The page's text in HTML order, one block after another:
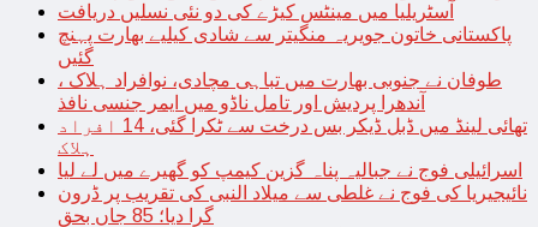
آسٹریلیا میں مینٹس کیڑے کی دو نئی نسلیں دریافت
پاکستانی خاتون جویریہ منگیتر سے شادی کیلیے بھارت پہنچ
گئیں
طوفان نے جنوبی بھارت میں تباہی مچادی، نوافراد ہلاک ،
آندھرا پردیش اور تامل ناڈو میں ایمر جنسی نافذ
تھائی لینڈ میں ڈبل ڈیکر بس درخت سے ٹکرا گئی، 14 افراد
ہلاک
اسرائیلی فوج نے جبالیہ پناہ گزین کیمپ کو گھیرے میں لے لیا
نائیجیریا کی فوج نے غلطی سے میلاد النبی کی تقریب پر ڈرون
گرا دیا؛ 85 جاں بحق